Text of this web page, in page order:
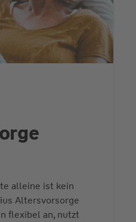
alleine ist kein
Altersvorsorge
flexibel an, nutzt